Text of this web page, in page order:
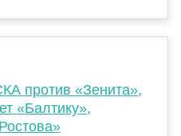
против «Зенита»,
«Балтику»,